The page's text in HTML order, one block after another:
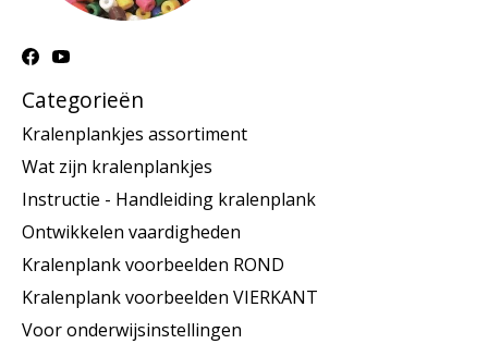
Categorieën
Kralenplankjes assortiment
Wat zijn kralenplankjes
Instructie - Handleiding kralenplank
Ontwikkelen vaardigheden
Kralenplank voorbeelden ROND
Kralenplank voorbeelden VIERKANT
Voor onderwijsinstellingen